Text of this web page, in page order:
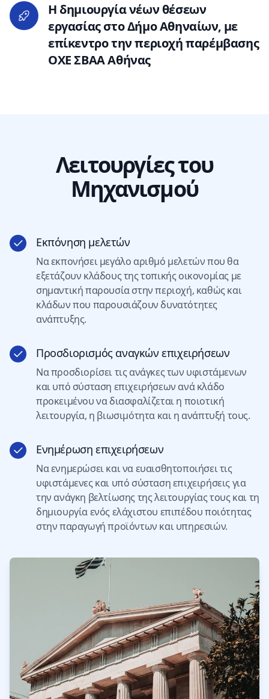
H δημιουργία νέων θέσεων
εργασίας στο Δήμο Αθηναίων, με
επίκεντρο την περιοχή παρέμβασης
ΟΧΕ ΣΒΑΑ Αθήνας
Λειτουργίες του
Μηχανισμού
Εκπόνηση μελετών
Να εκπονήσει μεγάλο αριθμό μελετών που θα
εξετάζουν κλάδους της τοπικής οικονομίας με
σημαντική παρουσία στην περιοχή, καθώς και
κλάδων που παρουσιάζουν δυνατότητες
ανάπτυξης.
Προσδιορισμός αναγκών επιχειρήσεων
Να προσδιορίσει τις ανάγκες των υφιστάμενων
και υπό σύσταση επιχειρήσεων ανά κλάδο
προκειμένου να διασφαλίζεται η ποιοτική
λειτουργία, η βιωσιμότητα και η ανάπτυξή τους.
Ενημέρωση επιχειρήσεων
Να ενημερώσει και να ευαισθητοποιήσει τις
υφιστάμενες και υπό σύσταση επιχειρήσεις για
την ανάγκη βελτίωσης της λειτουργίας τους και τη
δημιουργία ενός ελάχιστου επιπέδου ποιότητας
στην παραγωγή προϊόντων και υπηρεσιών.